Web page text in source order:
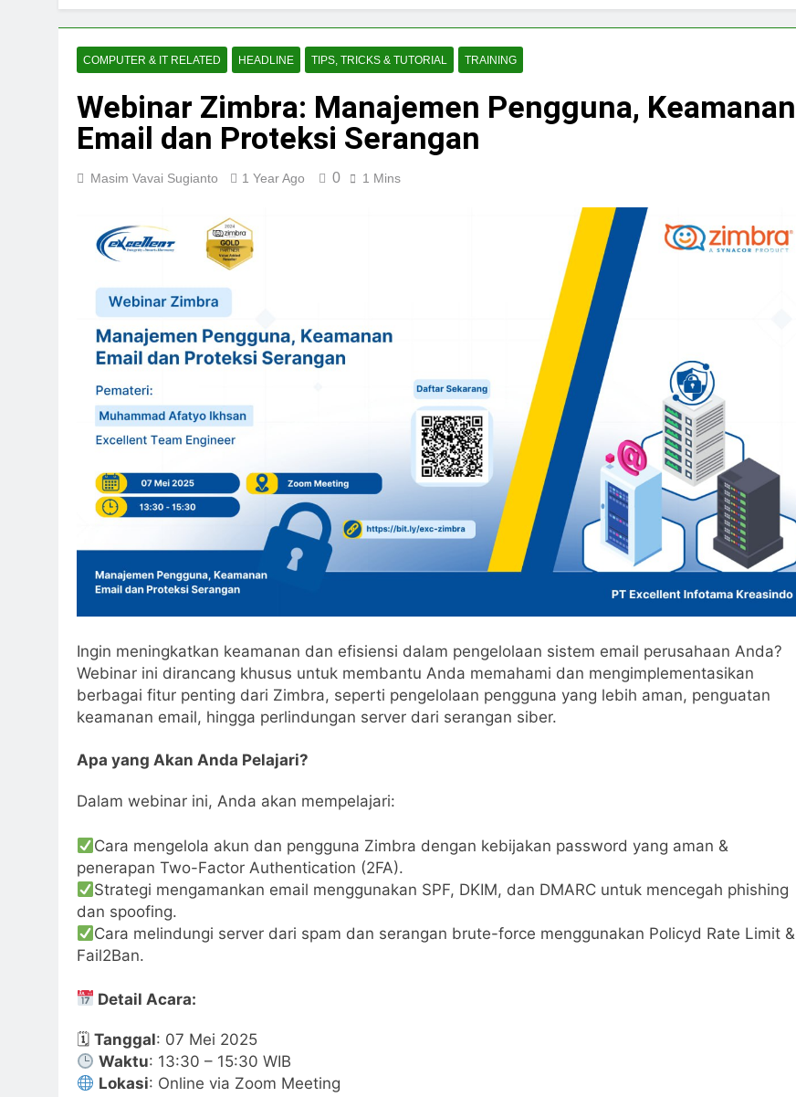
COMPUTER & IT RELATED HEADLINE TIPS, TRICKS & TUTORIAL TRAINING
Webinar Zimbra: Manajemen Pengguna, Keamanan
Email dan Proteksi Serangan
Masim Vavai Sugianto 1 Year Ago 0 1 Mins
Ingin meningkatkan keamanan dan efisiensi dalam pengelolaan sistem email perusahaan Anda?
Webinar ini dirancang khusus untuk membantu Anda memahami dan mengimplementasikan
berbagai fitur penting dari Zimbra, seperti pengelolaan pengguna yang lebih aman, penguatan
keamanan email, hingga perlindungan server dari serangan siber.
Apa yang Akan Anda Pelajari?
Dalam webinar ini, Anda akan mempelajari:
Cara mengelola akun dan pengguna Zimbra dengan kebijakan password yang aman &
penerapan Two-Factor Authentication (2FA).
Strategi mengamankan email menggunakan SPF, DKIM, dan DMARC untuk mencegah phishing
dan spoofing.
Cara melindungi server dari spam dan serangan brute-force menggunakan Policyd Rate Limit &
Fail2Ban.
Detail Acara:
🗓 Tanggal: 07 Mei 2025
Waktu: 13:30 – 15:30 WIB
Lokasi: Online via Zoom Meeting